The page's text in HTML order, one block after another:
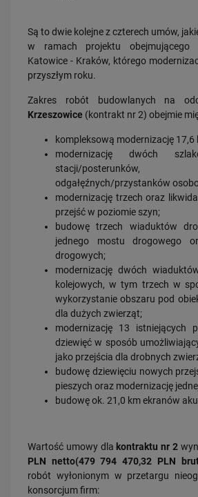
Są to dwie kolejne z czterech umów,
w ramach projektu obejmującego
Katowice - Kraków, którego
przyszłym roku.
Zakres robót budowlanych na
Krzeszowice (kontrakt nr 2) obejmie
kompleksową modernizację
modernizację dwóch
stacji/posterunków,
odgałęźnych/przystanków
modernizację trzech oraz
przejść w poziomie szyn;
budowę trzech wiaduktów
jednego mostu drogowego
drogowych;
modernizację dwóch
kolejowych, w tym trzech w
wykorzystanie obszaru pod
dla dużych zwierząt;
modernizację 13 istniejących
dziewięć w sposób
jako przejścia dla drobnych
budowę dziewięciu nowych
pieszych oraz modernizację
budowę ok. 21,0 km ekranów
Wartość umowy dla kontraktu nr 2
PLN netto(479 794 470,32 PLN
robót wyłonionym w przetargu
konsorcjum firm:
PRZECZYTAJ
30.07.2026
Nowy wiadukt w Żorach otwarty.
sprawniejsza…
PRZECZYTAJ
28.07.2026
Bydgoszcz Fordon po zmianach. Nowe perony,
przepustowość i kolejny…
PRZECZYTAJ